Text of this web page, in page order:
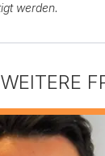
werden.